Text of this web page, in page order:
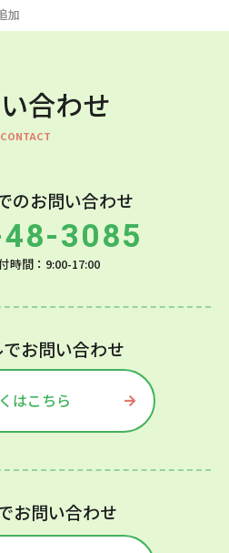
加
合わせ
のお問い合わせ
3085
時間：9:00-17:00
でお問い合わせ
はこちら
お問い合わせ